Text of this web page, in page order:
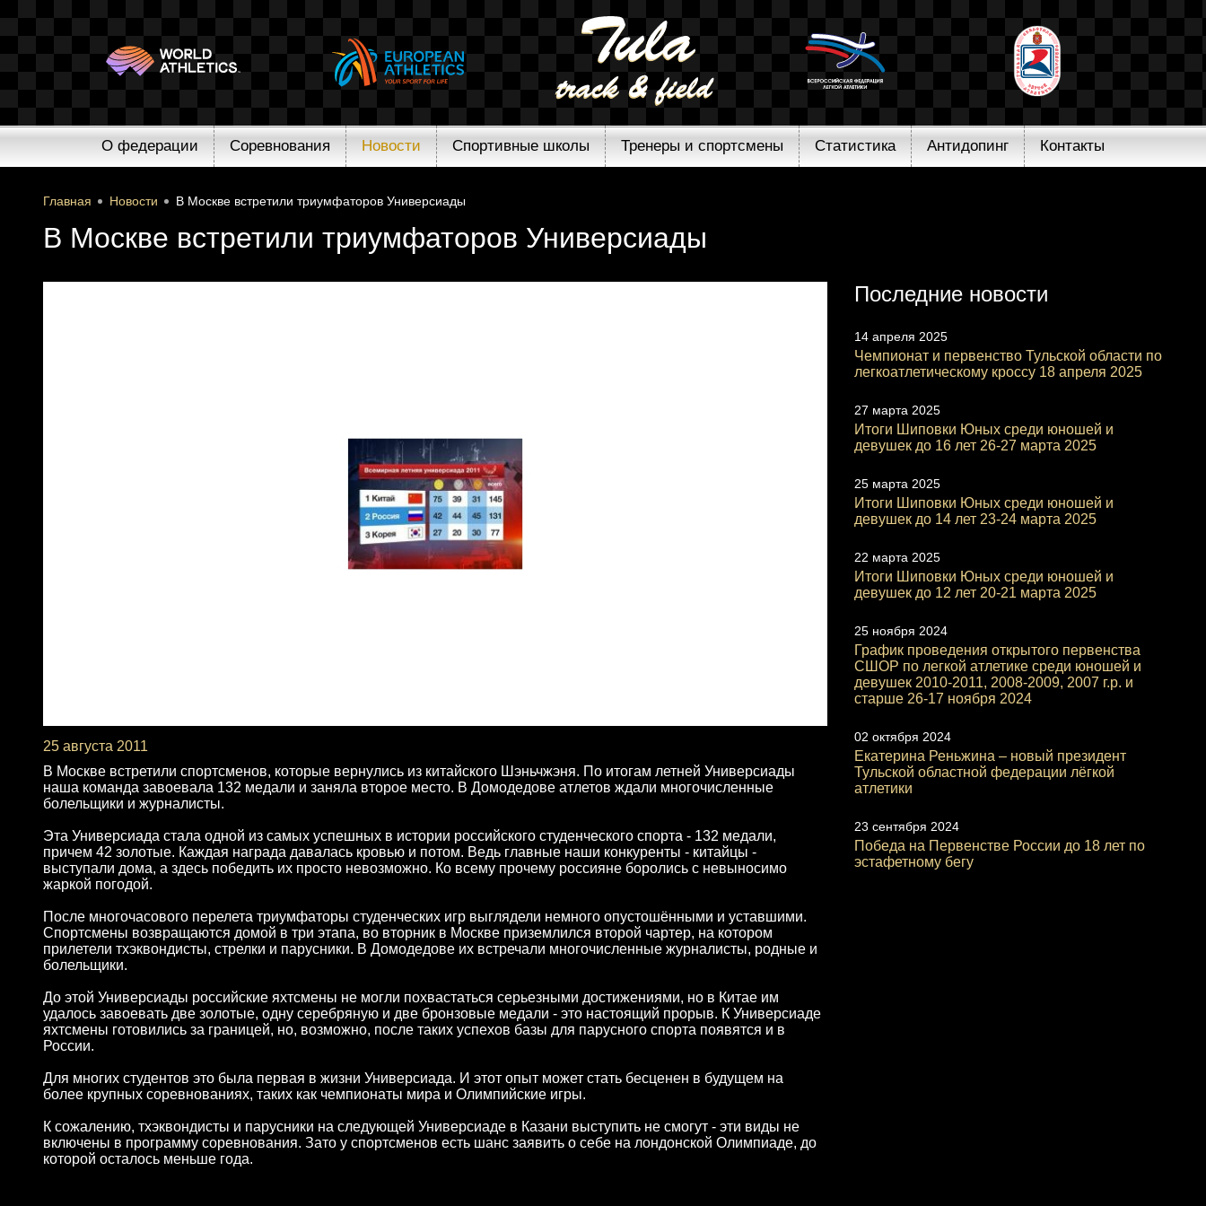
О федерации Соревнования Новости Спортивные школы Тренеры и спортсмены Статистика Антидопинг Контакты
Главная Новости В Москве встретили триумфаторов Универсиады
В Москве встретили триумфаторов Универсиады
25 августа 2011
В Москве встретили спортсменов, которые вернулись из китайского Шэньчжэня. По итогам летней Универсиады
наша команда завоевала 132 медали и заняла второе место. В Домодедове атлетов ждали многочисленные
болельщики и журналисты.
Эта Универсиада стала одной из самых успешных в истории российского студенческого спорта - 132 медали,
причем 42 золотые. Каждая награда давалась кровью и потом. Ведь главные наши конкуренты - китайцы -
выступали дома, а здесь победить их просто невозможно. Ко всему прочему россияне боролись с невыносимо
жаркой погодой.
После многочасового перелета триумфаторы студенческих игр выглядели немного опустошёнными и уставшими.
Спортсмены возвращаются домой в три этапа, во вторник в Москве приземлился второй чартер, на котором
прилетели тхэквондисты, стрелки и парусники. В Домодедове их встречали многочисленные журналисты, родные и
болельщики.
До этой Универсиады российские яхтсмены не могли похвастаться серьезными достижениями, но в Китае им
удалось завоевать две золотые, одну серебряную и две бронзовые медали - это настоящий прорыв. К Универсиаде
яхтсмены готовились за границей, но, возможно, после таких успехов базы для парусного спорта появятся и в
России.
Для многих студентов это была первая в жизни Универсиада. И этот опыт может стать бесценен в будущем на
более крупных соревнованиях, таких как чемпионаты мира и Олимпийские игры.
К сожалению, тхэквондисты и парусники на следующей Универсиаде в Казани выступить не смогут - эти виды не
включены в программу соревнования. Зато у спортсменов есть шанс заявить о себе на лондонской Олимпиаде, до
которой осталось меньше года.
Последние новости
14 апреля 2025
Чемпионат и первенство Тульской области по
легкоатлетическому кроссу 18 апреля 2025
27 марта 2025
Итоги Шиповки Юных среди юношей и
девушек до 16 лет 26-27 марта 2025
25 марта 2025
Итоги Шиповки Юных среди юношей и
девушек до 14 лет 23-24 марта 2025
22 марта 2025
Итоги Шиповки Юных среди юношей и
девушек до 12 лет 20-21 марта 2025
25 ноября 2024
График проведения открытого первенства
СШОР по легкой атлетике среди юношей и
девушек 2010-2011, 2008-2009, 2007 г.р. и
старше 26-17 ноября 2024
02 октября 2024
Екатерина Реньжина – новый президент
Тульской областной федерации лёгкой
атлетики
23 сентября 2024
Победа на Первенстве России до 18 лет по
эстафетному бегу